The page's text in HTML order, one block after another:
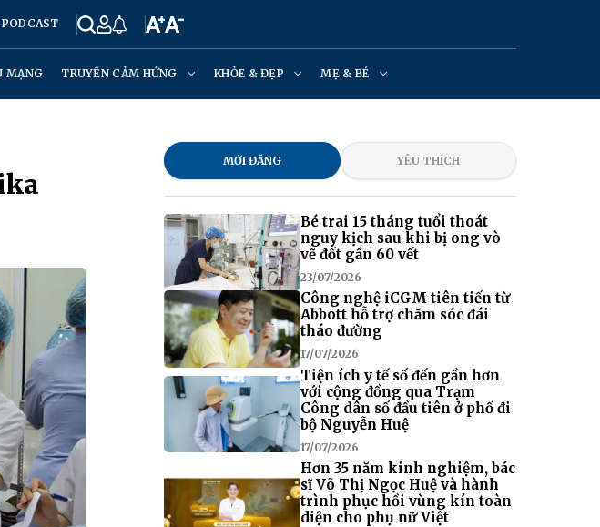
PODCAST
MẠNG TRUYỀN CẢM HỨNG KHỎE & ĐẸP MẸ & BÉ
MỚI ĐĂNG YÊU THÍCH
Bé trai 15 tháng tuổi thoát
nguy kịch sau khi bị ong vò
vẽ đốt gần 60 vết
23/07/2026
Công nghệ iCGM tiên tiến từ
Abbott hỗ trợ chăm sóc đái
tháo đường
17/07/2026
Tiện ích y tế số đến gần hơn
với cộng đồng qua Trạm
Công dân số đầu tiên ở phố đi
bộ Nguyễn Huệ
17/07/2026
Hơn 35 năm kinh nghiệm, bác
sĩ Võ Thị Ngọc Huệ và hành
trình phục hồi vùng kín toàn
diện cho phụ nữ Việt